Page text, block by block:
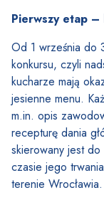
Pierwszy etap –
Od 1 września do
konkursu, czyli
kucharze mają
jesienne menu.
m.in. opis
recepturę dania
skierowany jest do
czasie jego
terenie Wrocławia.